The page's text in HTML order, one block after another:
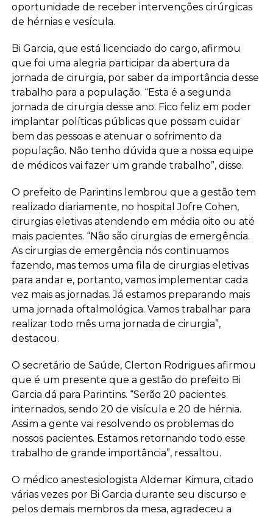
oportunidade de receber intervenções cirúrgicas
de hérnias e vesícula.
Bi Garcia, que está licenciado do cargo, afirmou
que foi uma alegria participar da abertura da
jornada de cirurgia, por saber da importância desse
trabalho para a população. “Esta é a segunda
jornada de cirurgia desse ano. Fico feliz em poder
implantar políticas públicas que possam cuidar
bem das pessoas e atenuar o sofrimento da
população. Não tenho dúvida que a nossa equipe
de médicos vai fazer um grande trabalho”, disse.
O prefeito de Parintins lembrou que a gestão tem
realizado diariamente, no hospital Jofre Cohen,
cirurgias eletivas atendendo em média oito ou até
mais pacientes. “Não são cirurgias de emergência.
As cirurgias de emergência nós continuamos
fazendo, mas temos uma fila de cirurgias eletivas
para andar e, portanto, vamos implementar cada
vez mais as jornadas. Já estamos preparando mais
uma jornada oftalmológica. Vamos trabalhar para
realizar todo mês uma jornada de cirurgia”,
destacou.
O secretário de Saúde, Clerton Rodrigues afirmou
que é um presente que a gestão do prefeito Bi
Garcia dá para Parintins. “Serão 20 pacientes
internados, sendo 20 de visícula e 20 de hérnia.
Assim a gente vai resolvendo os problemas do
nossos pacientes. Estamos retornando todo esse
trabalho de grande importância”, ressaltou.
O médico anestesiologista Aldemar Kimura, citado
várias vezes por Bi Garcia durante seu discurso e
pelos demais membros da mesa, agradeceu a